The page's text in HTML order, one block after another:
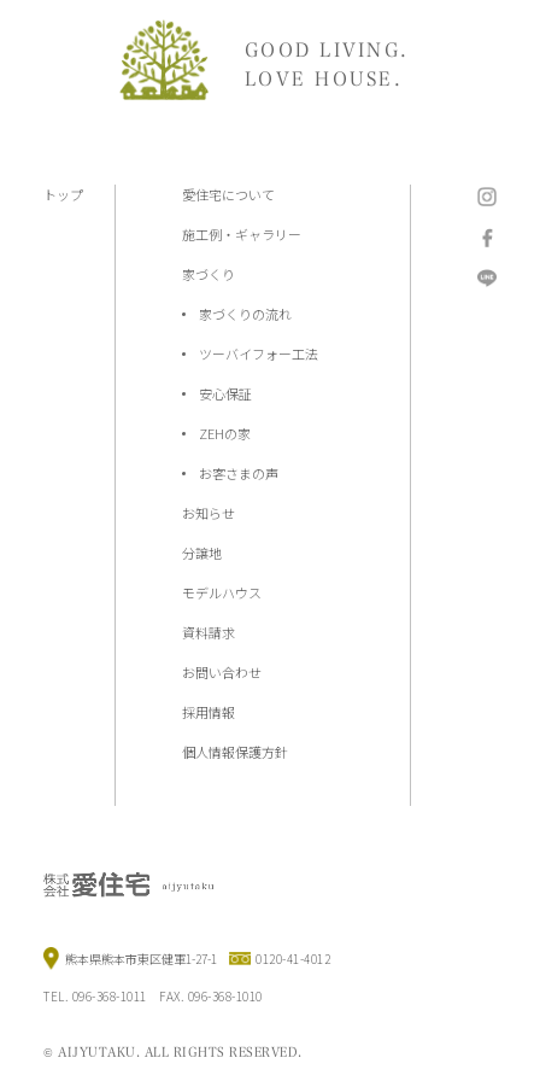
GOOD LIVING.
LOVE HOUSE.
トップ 愛住宅について
施工例・ギャラリー
家づくり
家づくりの流れ
ツーバイフォー工法
安心保証
ZEHの家
お客さまの声
お知らせ
分譲地
モデルハウス
資料請求
お問い合わせ
採用情報
個人情報保護方針
熊本県熊本市東区健軍1-27-1 0120-41-4012
TEL. 096-368-1011 FAX. 096-368-1010
© AIJYUTAKU. ALL RIGHTS RESERVED.